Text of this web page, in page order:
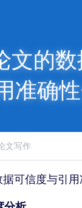
文的
准确
文写作
可信度与引